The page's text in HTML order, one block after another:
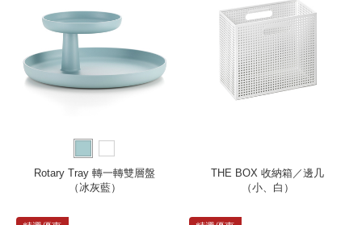
Rotary Tray 轉一轉雙層盤
（冰灰藍）
THE BOX 收納箱／邊几
（小、白）